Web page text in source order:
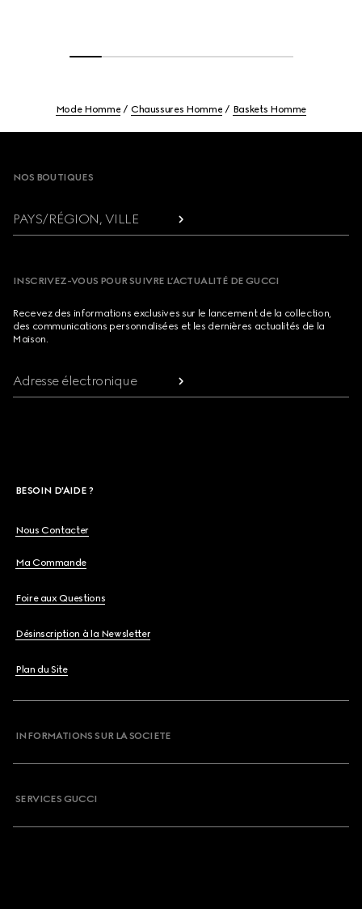
Mode Homme Chaussures Homme Baskets Homme
NOS BOUTIQUES
PAYS/RÉGION, VILLE
INSCRIVEZ-VOUS POUR SUIVRE L’ACTUALITÉ DE GUCCI
Recevez des informations exclusives sur le lancement de la collection,
des communications personnalisées et les dernières actualités de la
Maison.
Adresse électronique
BESOIN D'AIDE ?
Nous Contacter
Ma Commande
Foire aux Questions
Désinscription à la Newsletter
Plan du Site
INFORMATIONS SUR LA SOCIETE
SERVICES GUCCI